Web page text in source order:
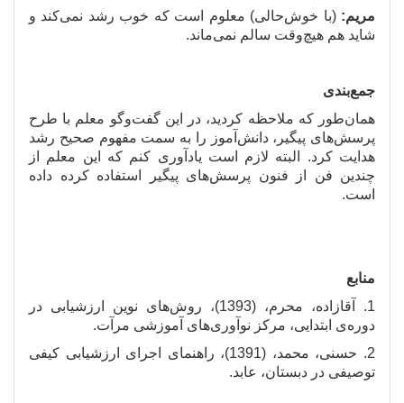
مریم: (با خوشحالی) معلوم است که خوب رشد نمیکند و
شاید هم هیچوقت سالم نمیماند.
جمعبندی
همانطور که ملاحظه کردید، در این گفتوگو معلم با طرح
پرسشهای پیگیر، دانش آموز را به سمت مفهوم صحیح رشد
هدایت کرد. البته لازم است یادآوری کنم که این معلم از
چندین فن از فنون پرسشهای پیگیر استفاده کرده داده
است.
منابع
1. آقازاده، محرم، (1393)، روش
های نوین ارزشیابی در
دورهی ابتدایی، مرکز نوآوریهای آموزشی مرآت.
2. حسنی، محمد، (1391)، راهنمای اجرای ارزشیابی کیفی
توصیفی در دبستان، عابد.